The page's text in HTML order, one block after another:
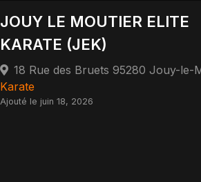
JOUY LE MOUTIER ELITE
KARATE (JEK)
Karate
Ajouté le juin 18, 2026